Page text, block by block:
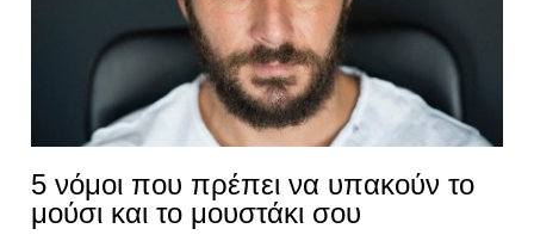
5 νόμοι που πρέπει να υπακούν το
μούσι και το μουστάκι σου